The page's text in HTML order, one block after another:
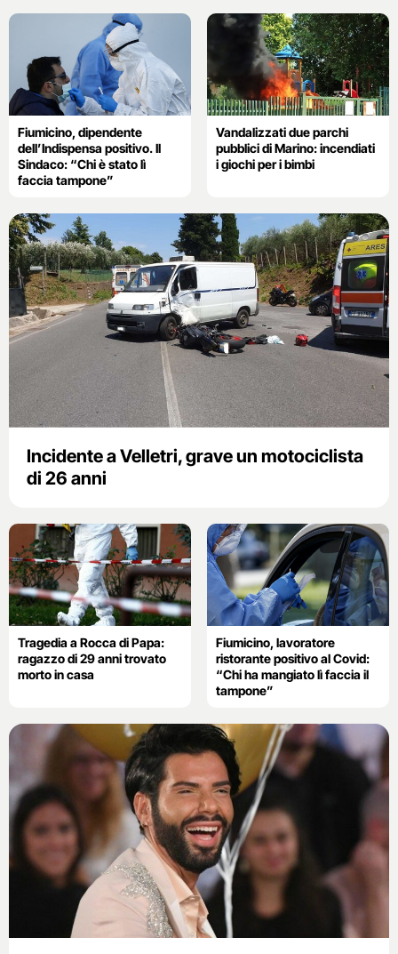
Fiumicino, dipendente
dell’Indispensa positivo. Il
Sindaco: “Chi è stato lì
faccia tampone”
Vandalizzati due parchi
pubblici di Marino: incendiati
i giochi per i bimbi
Incidente a Velletri, grave un motociclista
di 26 anni
Tragedia a Rocca di Papa:
ragazzo di 29 anni trovato
morto in casa
Fiumicino, lavoratore
ristorante positivo al Covid:
“Chi ha mangiato lì faccia il
tampone”